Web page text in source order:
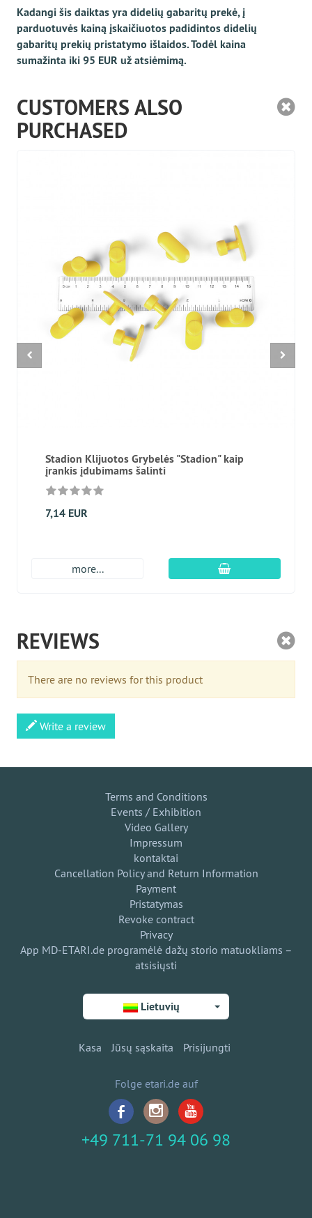
Kadangi šis daiktas yra didelių gabaritų prekė, į
parduotuvės kainą įskaičiuotos padidintos didelių
gabaritų prekių pristatymo išlaidos. Todėl kaina
sumažinta iki 95 EUR už atsiėmimą.
CUSTOMERS ALSO
PURCHASED
Stadion Klijuotos Grybelės "Stadion" kaip
įrankis įdubimams šalinti
7,14 EUR
more... Įdėti į krepšį
REVIEWS
There are no reviews for this product
Write a review
Terms and Conditions
Events / Exhibition
Video Gallery
Impressum
kontaktai
Cancellation Policy and Return Information
Payment
Pristatymas
Revoke contract
Privacy
App MD-ETARI.de programėlė dažų storio matuokliams –
atsisiųsti
Lietuvių
Kasa Jūsų sąskaita Prisijungti
Folge etari.de auf
+49 711-71 94 06 98